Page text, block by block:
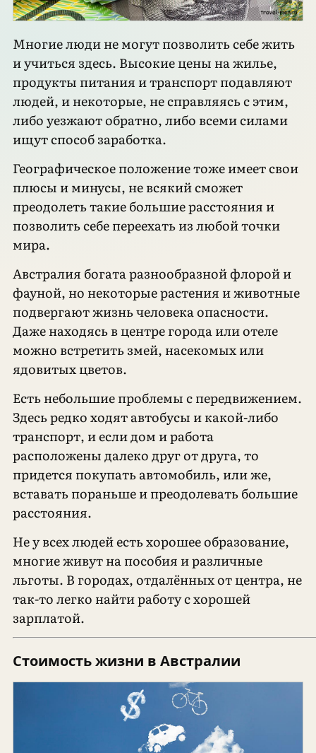
Многие люди не могут позволить себе жить
и учиться здесь. Высокие цены на жилье,
продукты питания и транспорт подавляют
людей, и некоторые, не справляясь с этим,
либо уезжают обратно, либо всеми силами
ищут способ заработка.
Географическое положение тоже имеет свои
плюсы и минусы, не всякий сможет
преодолеть такие большие расстояния и
позволить себе переехать из любой точки
мира.
Австралия богата разнообразной флорой и
фауной, но некоторые растения и животные
подвергают жизнь человека опасности.
Даже находясь в центре города или отеле
можно встретить змей, насекомых или
ядовитых цветов.
Есть небольшие проблемы с передвижением.
Здесь редко ходят автобусы и какой-либо
транспорт, и если дом и работа
расположены далеко друг от друга, то
придется покупать автомобиль, или же,
вставать пораньше и преодолевать большие
расстояния.
Не у всех людей есть хорошее образование,
многие живут на пособия и различные
льготы. В городах, отдалённых от центра, не
так-то легко найти работу с хорошей
зарплатой.
Стоимость жизни в Австралии